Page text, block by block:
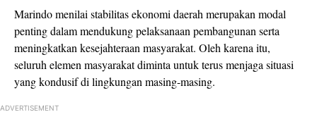
Marindo menilai stabilitas ekonomi daerah merupakan modal
penting dalam mendukung pelaksanaan pembangunan serta
meningkatkan kesejahteraan masyarakat. Oleh karena itu,
seluruh elemen masyarakat diminta untuk terus menjaga situasi
yang kondusif di lingkungan masing-masing.
ADVERTISEMENT